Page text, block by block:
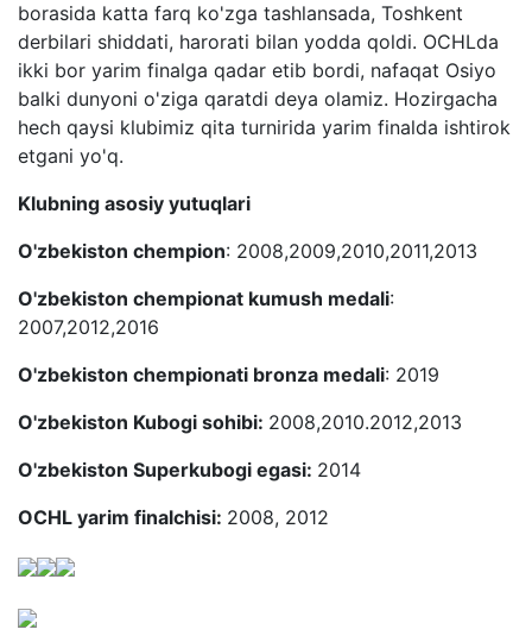
borasida katta farq ko'zga tashlansada, Toshkent
derbilari shiddati, harorati bilan yodda qoldi. OCHLda
ikki bor yarim finalga qadar etib bordi, nafaqat Osiyo
balki dunyoni o'ziga qaratdi deya olamiz. Hozirgacha
hech qaysi klubimiz qita turnirida yarim finalda ishtirok
etgani yo'q.
Klubning asosiy yutuqlari
O'zbekiston chempion: 2008,2009,2010,2011,2013
O'zbekiston chempionat kumush medali:
2007,2012,2016
O'zbekiston chempionati bronza medali: 2019
O'zbekiston Kubogi sohibi: 2008,2010.2012,2013
O'zbekiston Superkubogi egasi: 2014
OCHL yarim finalchisi: 2008, 2012